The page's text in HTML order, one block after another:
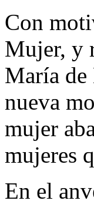
Con
Mujer, y
María de
nueva
mujer
mujeres
En el